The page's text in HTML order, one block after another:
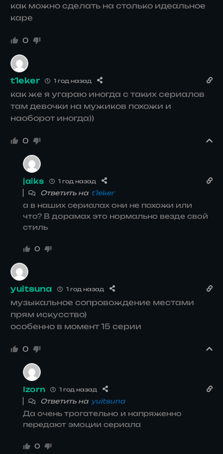
как можно сделать на столько идеальное
каре
0
t1eker 1 год назад
как же я угараю иногда с таких сериалов
там девочки на мужиков похожи и
наоборот иногда))
0
jaiks 1 год назад
Ответить на t1eker
а в наших сериалах они не похожи или
что? В дорамах это нормально везде свой
стиль
0
yuitsuna 1 год назад
музыкальное сопровождение местами
прям искусство)
особенно в момент 15 серии
0
Izorn 1 год назад
Ответить на yuitsuna
Да очень трогательно и напряженно
передают эмоции сериала
0